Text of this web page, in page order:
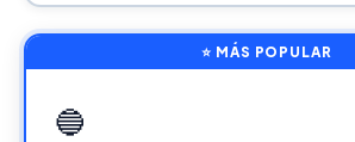
⭐ MÁS POPULAR
🔵